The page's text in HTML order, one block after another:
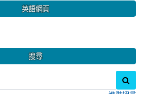
英語網頁
搜尋